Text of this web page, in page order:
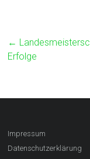
←
Erfolge
Impressum
Datenschutzerklärung